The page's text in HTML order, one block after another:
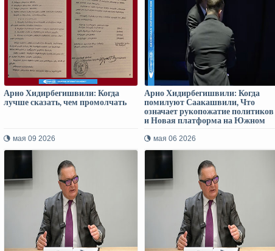
Арно Хидирбегишвили: Когда
лучше сказать, чем промолчать
мая 09 2026
Арно Хидирбегишвили: Когда
помилуют Саакашвили, Что
означает рукопожатие политиков
и Новая платформа на Южном
мая 06 2026